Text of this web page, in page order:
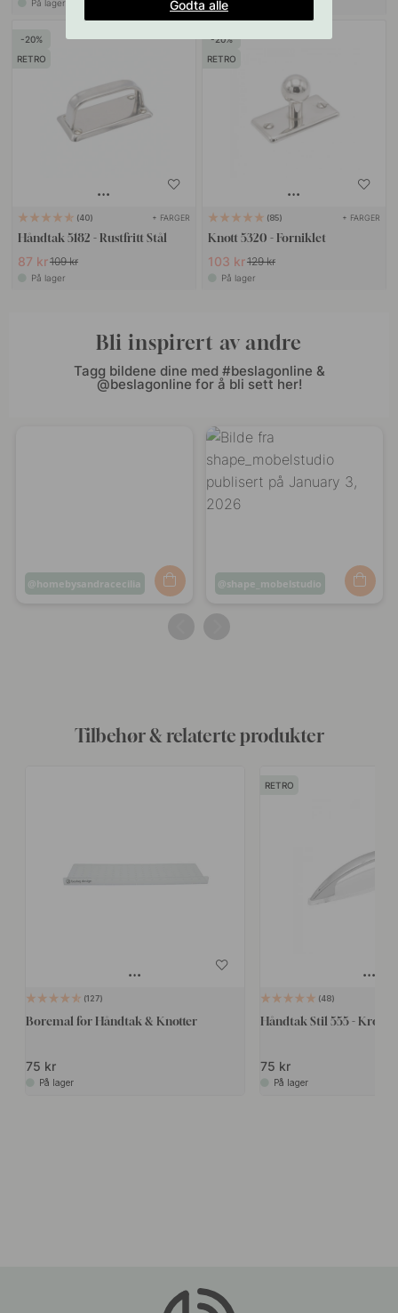
På lager På lager
20
RETRO
40 + FARGER
Håndtak 5182 - Rustfritt Stål
87 kr109 kr
På lager
20
RETRO
85 + FARGER
Knott 5320 - Forniklet
103 kr129 kr
På lager
Bli inspirert av andre
Tagg bildene dine med #beslagonline &
@beslagonline for å bli sett her!
Innlegg
homebysandracecilia
Innlegg
shape_mobelstudio
Tilbehør & relaterte produkter
127
Boremal for Håndtak & Knotter
75 kr
På lager
RETRO
48
Håndtak Stil 555 - Krom
75 kr
På lager
Godta alle